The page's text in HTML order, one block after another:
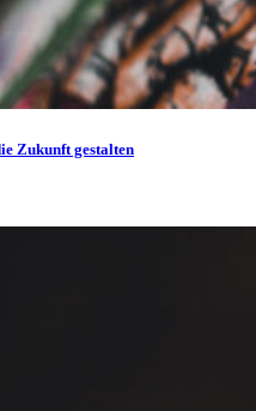
Zukunft gestalten